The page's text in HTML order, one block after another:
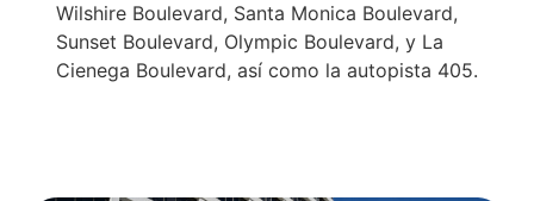
Wilshire Boulevard, Santa Monica Boulevard,
Sunset Boulevard, Olympic Boulevard, y La
Cienega Boulevard, así como la autopista 405.